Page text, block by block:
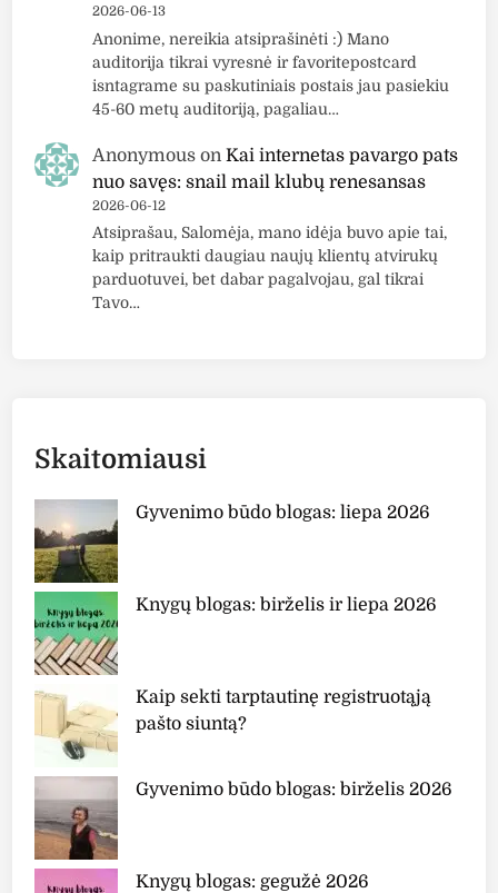
2026-06-13
Anonime, nereikia atsiprašinėti :) Mano
auditorija tikrai vyresnė ir favoritepostcard
isntagrame su paskutiniais postais jau pasiekiu
45-60 metų auditoriją, pagaliau…
Anonymous onKai internetas pavargo pats
nuo savęs: snail mail klubų renesansas
2026-06-12
Atsiprašau, Salomėja, mano idėja buvo apie tai,
kaip pritraukti daugiau naujų klientų atvirukų
parduotuvei, bet dabar pagalvojau, gal tikrai
Tavo…
Skaitomiausi
Gyvenimo būdo blogas: liepa 2026
Knygų blogas: birželis ir liepa 2026
Kaip sekti tarptautinę registruotąją
pašto siuntą?
Gyvenimo būdo blogas: birželis 2026
Knygų blogas: gegužė 2026